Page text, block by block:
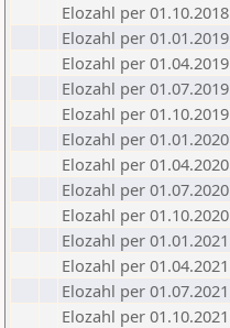
Elozahl per 01.10.2018
Elozahl per 01.01.2019
Elozahl per 01.04.2019
Elozahl per 01.07.2019
Elozahl per 01.10.2019
Elozahl per 01.01.2020
Elozahl per 01.04.2020
Elozahl per 01.07.2020
Elozahl per 01.10.2020
Elozahl per 01.01.2021
Elozahl per 01.04.2021
Elozahl per 01.07.2021
Elozahl per 01.10.2021